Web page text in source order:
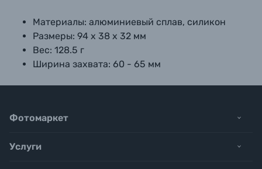
Материалы: алюминиевый сплав, силикон
Размеры: 94 х 38 х 32 мм
Вес: 128.5 г
Ширина захвата: 60 - 65 мм
Фотомаркет
Услуги